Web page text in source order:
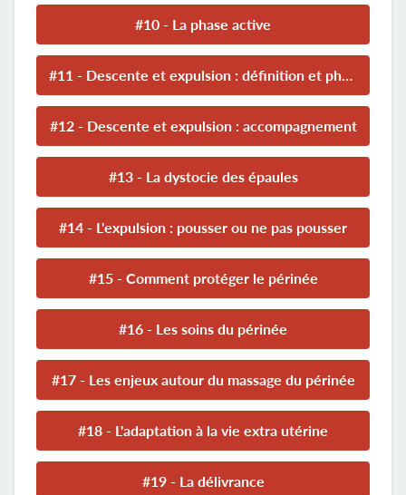
#10 - La phase active
#12 - Descente et expulsion : accompagnement
#13 - La dystocie des épaules
#14 - L'expulsion : pousser ou ne pas pousser
#15 - Comment protéger le périnée
#16 - Les soins du périnée
#17 - Les enjeux autour du massage du périnée
#18 - L'adaptation à la vie extra utérine
#19 - La délivrance